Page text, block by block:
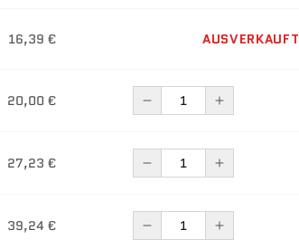
16,39 € AUSVERKAUFT
20,00 €
27,23 €
39,24 €